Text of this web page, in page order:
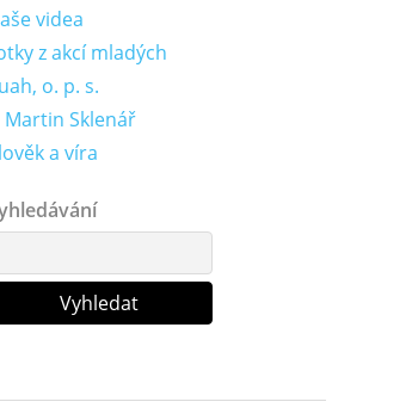
videa
z akcí mladých
o. p. s.
Martin Sklenář
a víra